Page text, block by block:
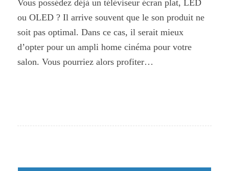
Vous possédez déjà un téléviseur écran plat, LED
ou OLED ? Il arrive souvent que le son produit ne
soit pas optimal. Dans ce cas, il serait mieux
d’opter pour un ampli home cinéma pour votre
salon. Vous pourriez alors profiter…